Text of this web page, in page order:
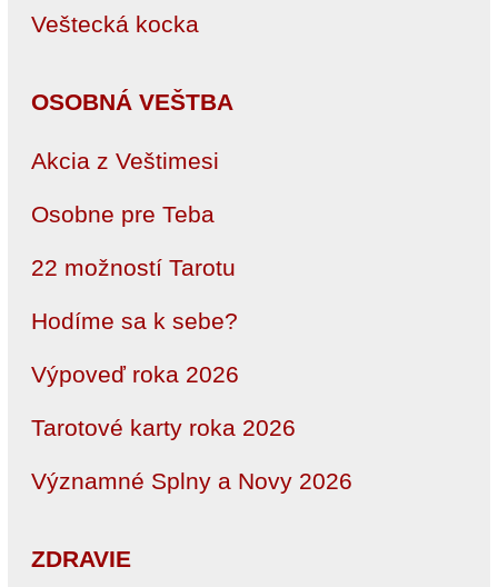
Veštecká kocka
OSOBNÁ VEŠTBA
Akcia z Veštimesi
Osobne pre Teba
22 možností Tarotu
Hodíme sa k sebe?
Výpoveď roka 2026
Tarotové karty roka 2026
Významné Splny a Novy 2026
ZDRAVIE